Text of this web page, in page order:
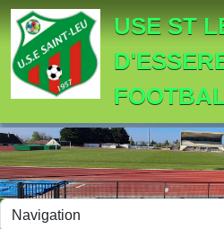
USE ST
Panneau de gestion des cookies